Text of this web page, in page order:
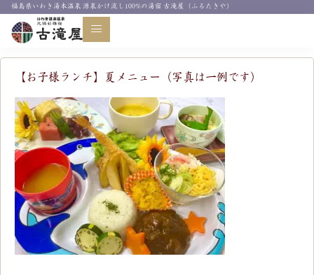
福島県いわき湯本温泉 源泉かけ流し100%の湯宿 古滝屋（ふるたきや）
【お子様ランチ】夏メニュー（写真は一例です）